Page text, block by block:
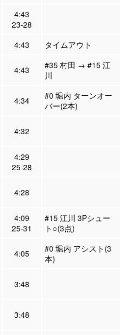
4:43
23-28
4:43
タイムアウト
4:43
#35 村田 → #15 江
川
4:34
#0 堀内 ターンオー
バー(2本)
4:32
4:29
25-28
4:28
4:09
25-31
#15 江川 3Pシュー
ト○(3点)
4:05
#0 堀内 アシスト(3
本)
3:48
3:48